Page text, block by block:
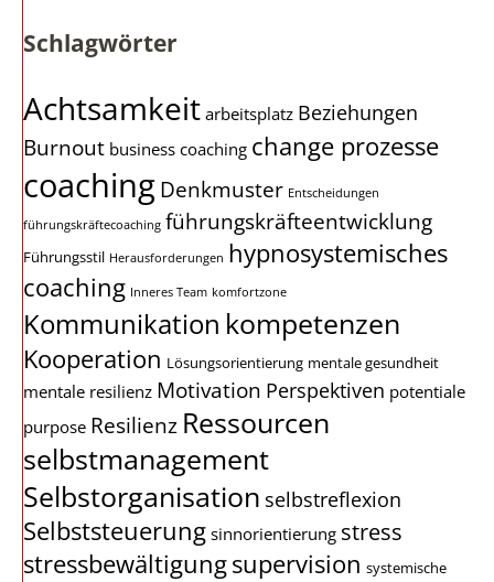
Schlagwörter
Achtsamkeit arbeitsplatz Beziehungen
Burnout business coaching change prozesse
coachingDenkmuster Entscheidungen
führungskräftecoaching führungskräfteentwicklung
Führungsstil Herausforderungen hypnosystemisches
coaching Inneres Team komfortzone
Kommunikation kompetenzen
Kooperation Lösungsorientierung mentale gesundheit
mentale resilienz Motivation Perspektiven potentiale
purpose Resilienz Ressourcen
selbstmanagement
Selbstorganisation selbstreflexion
Selbststeuerung sinnorientierung stress
stressbewältigungsupervision systemische